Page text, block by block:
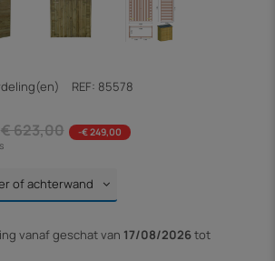
REF: 85578
€ 623,00
-€ 249,00
vanafgeschat van 17/08/2026tot